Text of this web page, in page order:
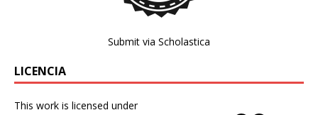
Submit via Scholastica
LICENCIA
This work is licensed under